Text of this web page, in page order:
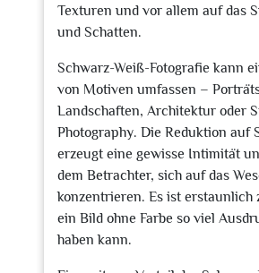
Texturen und vor allem auf das
und Schatten.
Schwarz-Weiß-Fotografie kann
von Motiven umfassen –
Landschaften, Architektur oder
Photography. Die Reduktion auf
erzeugt eine gewisse Intimität
dem Betrachter, sich auf das
konzentrieren. Es ist erstaunlich
ein Bild ohne Farbe so viel
haben kann.